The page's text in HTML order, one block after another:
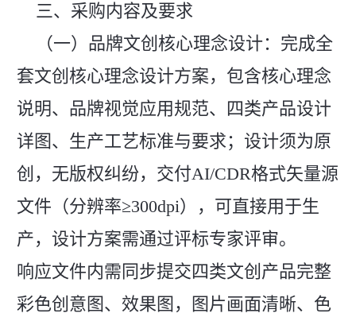
三、采购内容及要求
（一）品牌文创核心理念设计：完成全
套文创核心理念设计方案，包含核心理念
说明、品牌视觉应用规范、四类产品设计
详图、生产工艺标准与要求；设计须为原
创，无版权纠纷，交付AI/CDR格式矢量源
文件（分辨率≥300dpi），可直接用于生
产，设计方案需通过评标专家评审。
响应文件内需同步提交四类文创产品完整
彩色创意图、效果图，图片画面清晰、色